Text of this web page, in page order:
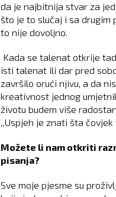
da je najbitnija stvar za
što je to slučaj i sa
to nije dovoljno.
Kada se talenat otkrije
isti talenat ili dar pred
završilo orući njivu, a da
kreativnost jednog
životu budem više
,,Uspjeh je znati šta čovjek
Možete li nam otkriti
pisanja?
Sve moje pjesme su